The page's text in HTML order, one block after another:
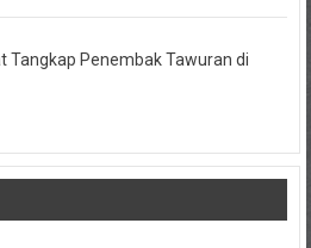
Tangkap Penembak Tawuran di